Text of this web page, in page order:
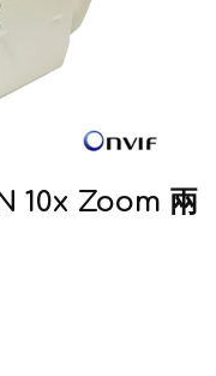
10x Zoom 兩